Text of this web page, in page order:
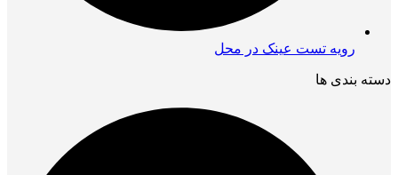
رویه تست عینک در محل
دسته بندی ها